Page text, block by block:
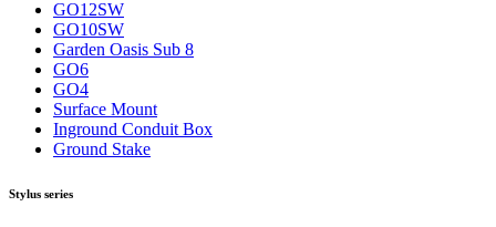
GO12SW
GO10SW
Garden Oasis Sub 8
GO6
GO4
Surface Mount
Inground Conduit Box
Ground Stake
Stylus series